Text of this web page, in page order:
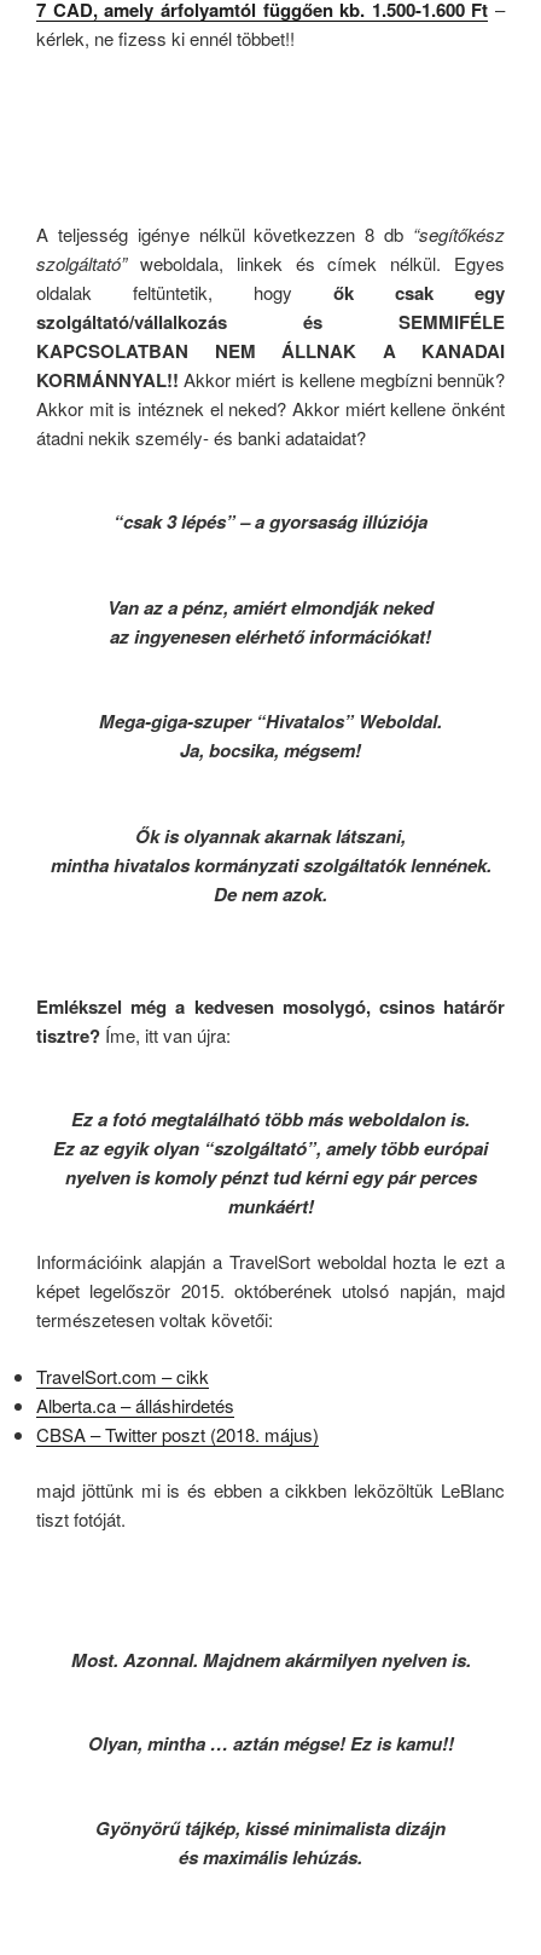
7 CAD, amely árfolyamtól függően kb. 1.500-1.600 Ft –
kérlek, ne fizess ki ennél többet!!
A teljesség igénye nélkül következzen 8 db “segítőkész
szolgáltató”weboldala, linkek és címek nélkül. Egyes
oldalak feltüntetik, hogy ők csak egy
szolgáltató/vállalkozás és SEMMIFÉLE
KAPCSOLATBAN NEM ÁLLNAK A KANADAI
KORMÁNNYAL!! Akkor miért is kellene megbízni bennük?
Akkor mit is intéznek el neked? Akkor miért kellene önként
átadni nekik személy- és banki adataidat?
“csak 3 lépés” – a gyorsaság illúziója
Van az a pénz, amiért elmondják neked
az ingyenesen elérhető információkat!
Mega-giga-szuper “Hivatalos” Weboldal.
Ja, bocsika, mégsem!
Ők is olyannak akarnak látszani,
mintha hivatalos kormányzati szolgáltatók lennének.
De nem azok.
Emlékszel még a kedvesen mosolygó, csinos határőr
tisztre? Íme, itt van újra:
Ez a fotó megtalálható több más weboldalon is.
Ez az egyik olyan “szolgáltató”, amely több európai
nyelven is komoly pénzt tud kérni egy pár perces
munkáért!
Információink alapján a TravelSort weboldal hozta le ezt a
képet legelőször 2015. októberének utolsó napján, majd
természetesen voltak követői:
TravelSort.com – cikk
Alberta.ca – álláshirdetés
CBSA – Twitter poszt (2018. május)
majd jöttünk mi is és ebben a cikkben leközöltük LeBlanc
tiszt fotóját.
Most. Azonnal. Majdnem akármilyen nyelven is.
Olyan, mintha … aztán mégse! Ez is kamu!!
Gyönyörű tájkép, kissé minimalista dizájn
és maximális lehúzás.